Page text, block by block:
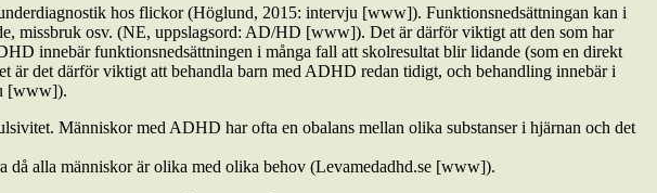
hos flickor (Höglund, 2015: intervju [www]). Funktionsnedsättningan kan i
missbruk osv. (NE, uppslagsord: AD/HD [www]). Det är därför viktigt att den som har
innebär funktionsnedsättningen i många fall att skolresultat blir lidande (som en direkt
är det därför viktigt att behandla barn med ADHD redan tidigt, och behandling innebär i
[www]).
Människor med ADHD har ofta en obalans mellan olika substanser i hjärnan och det
då alla människor är olika med olika behov (Levamedadhd.se [www]).